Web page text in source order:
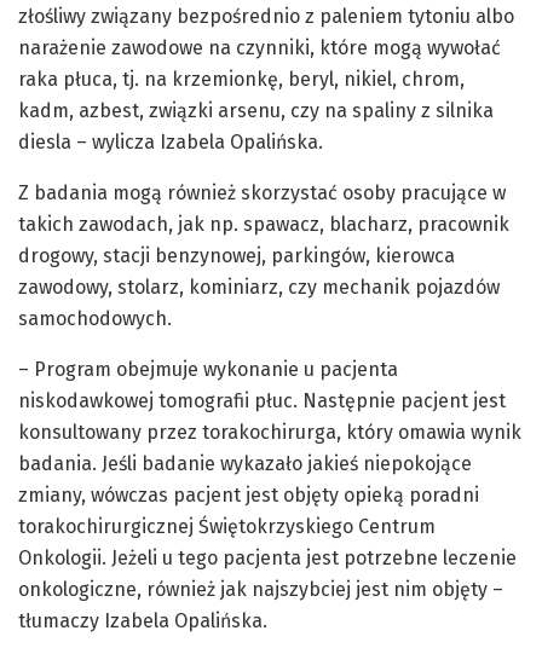
złośliwy związany bezpośrednio z paleniem tytoniu albo
narażenie zawodowe na czynniki, które mogą wywołać
raka płuca, tj. na krzemionkę, beryl, nikiel, chrom,
kadm, azbest, związki arsenu, czy na spaliny z silnika
diesla – wylicza Izabela Opalińska.
Z badania mogą również skorzystać osoby pracujące w
takich zawodach, jak np. spawacz, blacharz, pracownik
drogowy, stacji benzynowej, parkingów, kierowca
zawodowy, stolarz, kominiarz, czy mechanik pojazdów
samochodowych.
– Program obejmuje wykonanie u pacjenta
niskodawkowej tomografii płuc. Następnie pacjent jest
konsultowany przez torakochirurga, który omawia wynik
badania. Jeśli badanie wykazało jakieś niepokojące
zmiany, wówczas pacjent jest objęty opieką poradni
torakochirurgicznej Świętokrzyskiego Centrum
Onkologii. Jeżeli u tego pacjenta jest potrzebne leczenie
onkologiczne, również jak najszybciej jest nim objęty –
tłumaczy Izabela Opalińska.